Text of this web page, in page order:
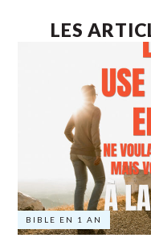
LES
BIBLE EN 1 AN